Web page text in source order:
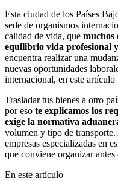
Esta ciudad de los Países
sede de organismos
calidad de vida, que muchos
equilibrio vida profesional
encuentra realizar una
nuevas oportunidades
internacional, en este
Trasladar tus bienes a otro
por eso te explicamos los
exige la normativa
volumen y tipo de transporte.
empresas especializadas en
que conviene organizar antes
En este artículo